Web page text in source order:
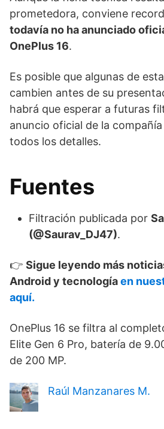
prometedora, conviene
todavía no ha anunciado
OnePlus 16.
Es posible que algunas de
cambien antes de su
habrá que esperar a futuras
anuncio oficial de la
todos los detalles.
Fuentes
Filtración publicada por
(@Saurav_DJ47).
👉 Sigue leyendo más
Android y tecnologíaen
aquí.
OnePlus 16 se filtra al
Elite Gen 6 Pro, batería de
de 200 MP.
Raúl Manzanares M.